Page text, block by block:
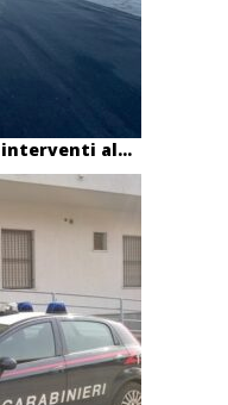
al...